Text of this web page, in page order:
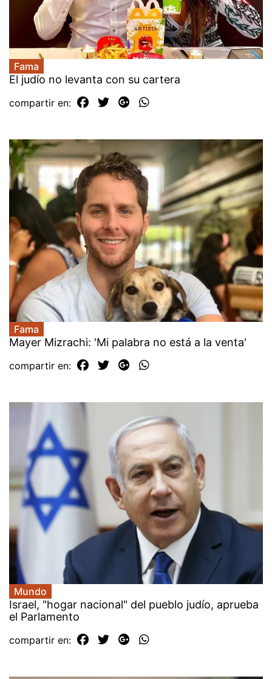
Fama
El judío no levanta con su cartera
compartir en:
Fama
Mayer Mizrachi: 'Mi palabra no está a la venta'
compartir en:
Mundo
Israel, "hogar nacional" del pueblo judío, aprueba
el Parlamento
compartir en: